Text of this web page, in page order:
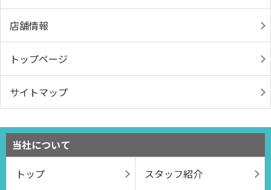
店舗情報
トップページ
サイトマップ
当社について
トップ
スタッフ紹介